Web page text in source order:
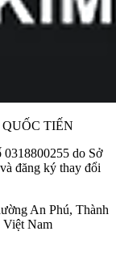
TIẾN
do Sở
đăng ký thay đổi
An Phú, Thành
Nam